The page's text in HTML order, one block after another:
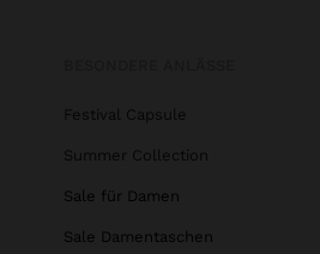
Festival Capsule
Summer Collection
Sale für Damen
Sale Damentaschen